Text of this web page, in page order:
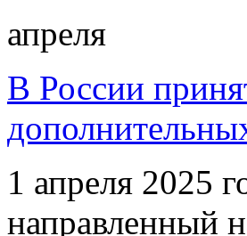
апреля
В России
1 апреля 2025
направленный